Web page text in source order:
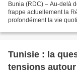
Bunia (RDC) – Au-delà
frappe actuellement la
profondément la vie
Tunisie : la
tensions